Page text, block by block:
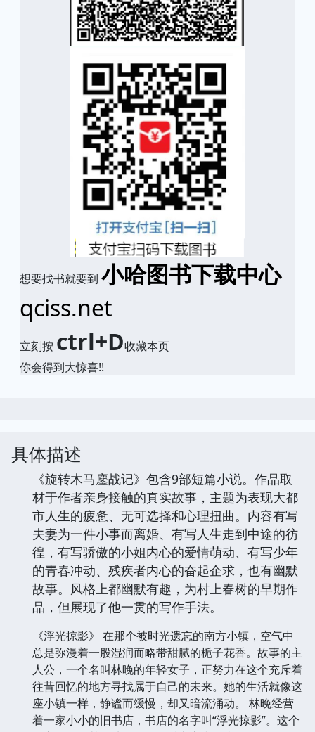
立刻按ctrl+D
你会得到大惊喜!!
具体描述
《旋转木马鏖战记》包含9部短篇小说。作品取
材于作者亲身接触的真实故事，主题为表现大都
市人生的疲惫、无可选择和心理扭曲。内容有写
夫妻为一件小事而离婚、有写人生走到中途的彷
徨，有写骄傲的小姐内心的爱情萌动、有写少年
的青春冲动、残疾者内心的奋起企求，也有幽默
故事。风格上都幽默有趣，为村上春树的早期作
品，但展现了他一贯的写作手法。